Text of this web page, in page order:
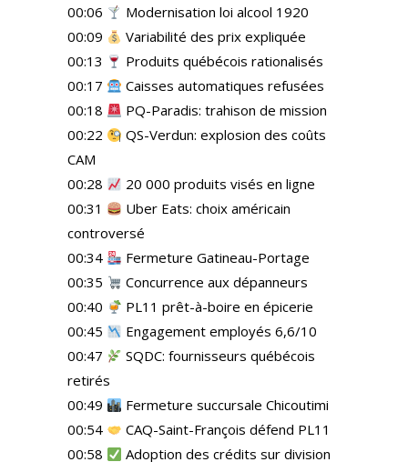
00:06
Modernisation loi alcool 1920
00:09
Variabilité des prix expliquée
00:13
Produits québécois rationalisés
00:17
Caisses automatiques refusées
00:18
PQ-Paradis: trahison de mission
00:22
QS-Verdun: explosion des coûts
CAM
00:28
20 000 produits visés en ligne
00:31
Uber Eats: choix américain
controversé
00:34
Fermeture Gatineau-Portage
00:35
Concurrence aux dépanneurs
00:40
PL11 prêt-à-boire en épicerie
00:45
Engagement employés 6,6/10
00:47
SQDC: fournisseurs québécois
retirés
00:49
Fermeture succursale Chicoutimi
00:54
CAQ-Saint-François défend PL11
00:58
Adoption des crédits sur division